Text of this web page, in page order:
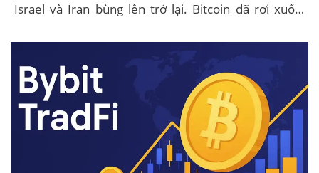
Israel và Iran bùng lên trở lại. Bitcoin đã rơi xuống